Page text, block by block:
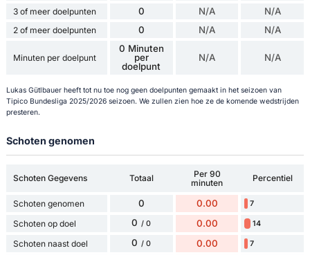
3 of meer doelpunten 0 N/A N/A
2 of meer doelpunten 0 N/A N/A
Minuten per doelpunt
0 Minuten
per
doelpunt
N/A N/A
Lukas Gütlbauer heeft tot nu toe nog geen doelpunten gemaakt in het seizoen van
Tipico Bundesliga 2025/2026 seizoen. We zullen zien hoe ze de komende wedstrijden
presteren.
Schoten genomen
Schoten Gegevens Totaal
Per 90
minuten
Percentiel
Schoten genomen 0 0.00 7
Schoten op doel 0 / 0 0.00 14
Schoten naast doel 0 / 0 0.00 7